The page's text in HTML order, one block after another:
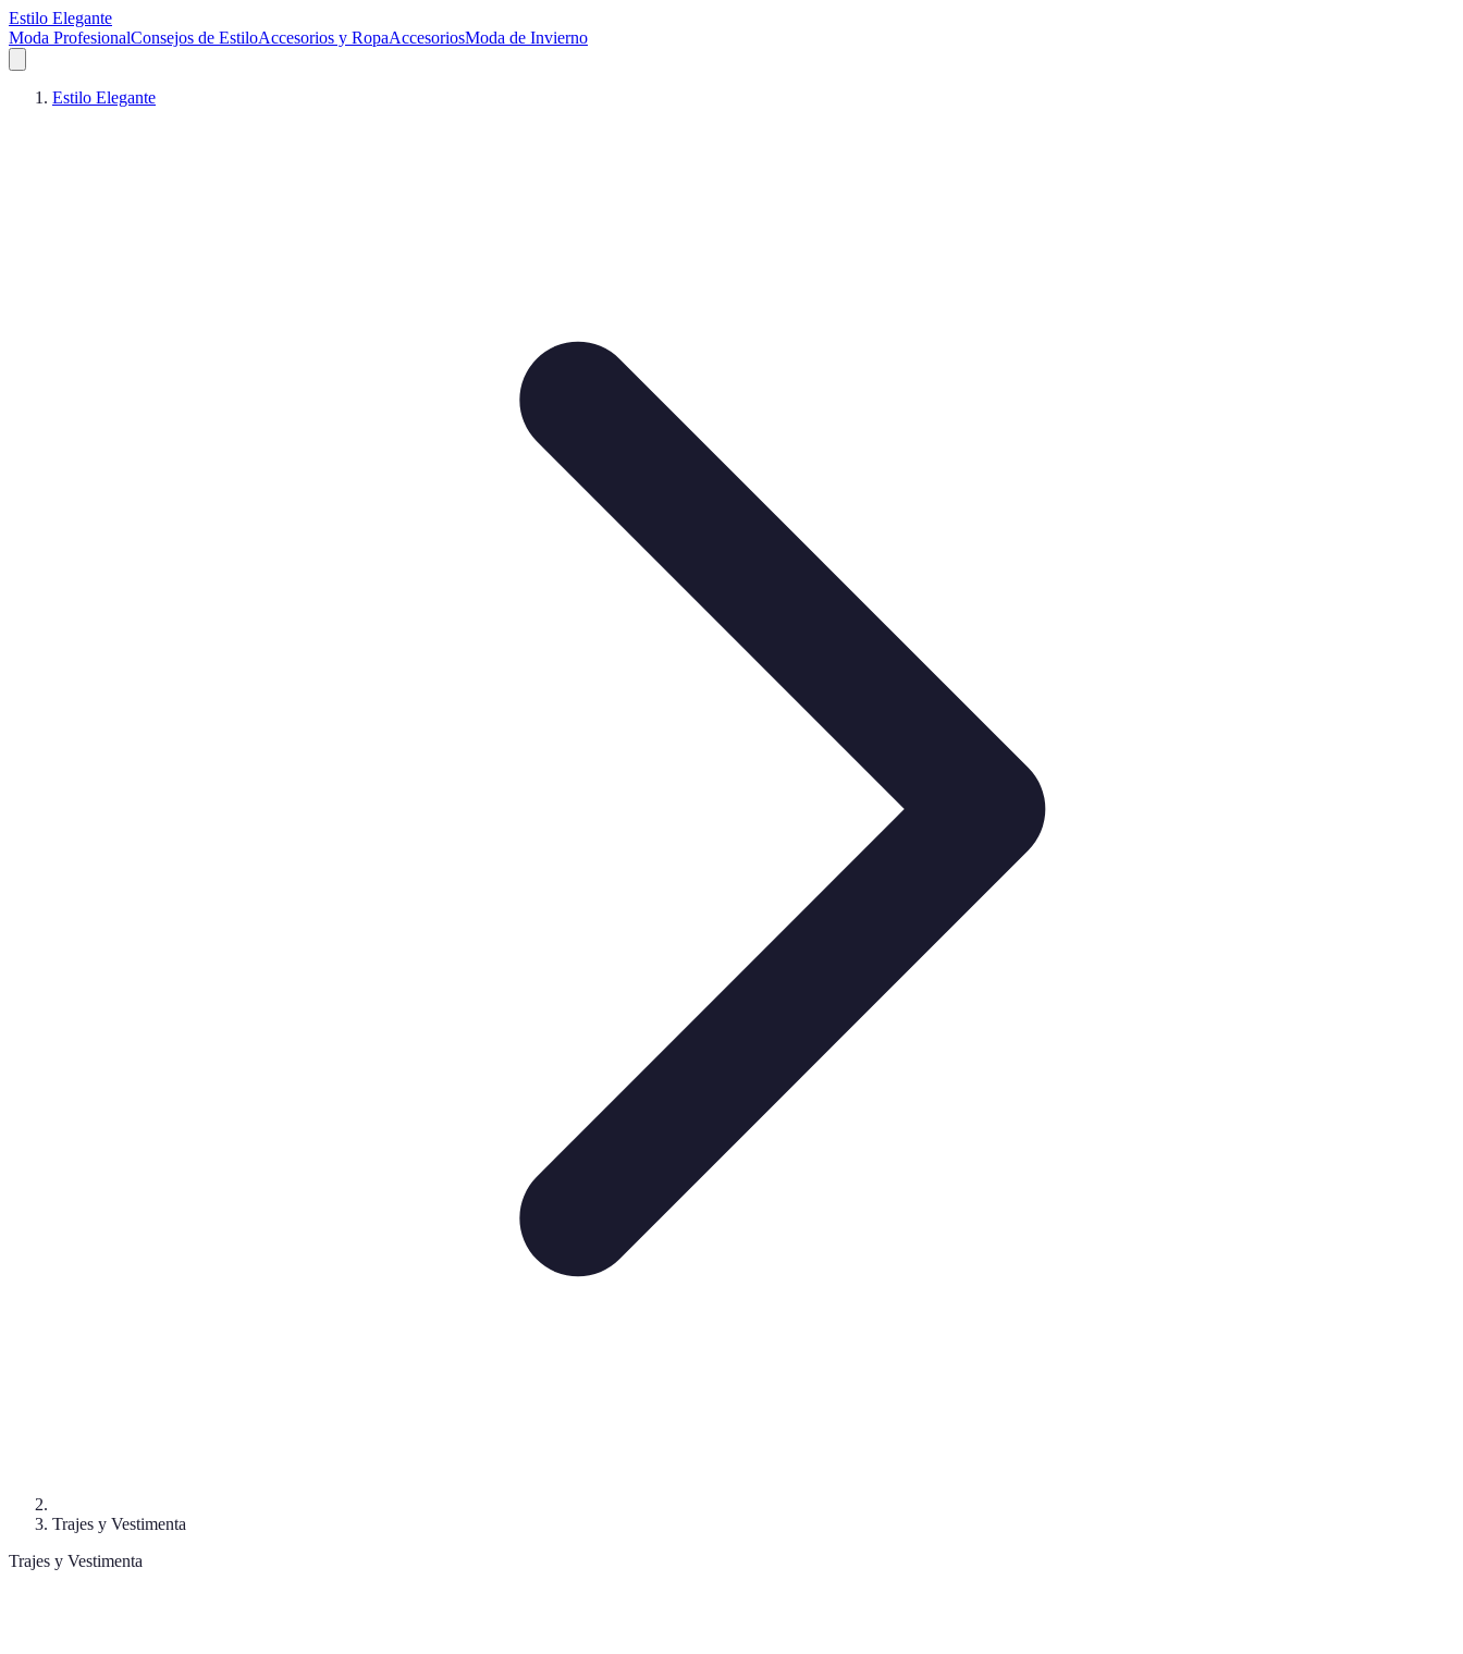
Estilo Elegante
Moda ProfesionalConsejos de EstiloAccesorios y RopaAccesoriosModa de Invierno
Estilo Elegante
Trajes y Vestimenta
Trajes y Vestimenta